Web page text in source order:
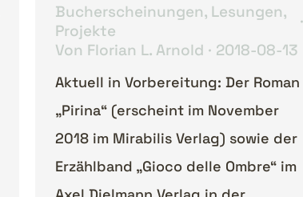
Bucherscheinungen, Lesungen,
Projekte
Von Florian L. Arnold 2018-08-13
Aktuell in Vorbereitung: Der Roman
„Pirina“ (erscheint im November
2018 im Mirabilis Verlag) sowie der
Erzählband „Gioco delle Ombre“ im